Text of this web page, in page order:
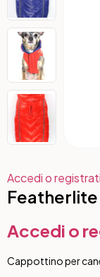
Accedi o
Accedi o
Cappottino per